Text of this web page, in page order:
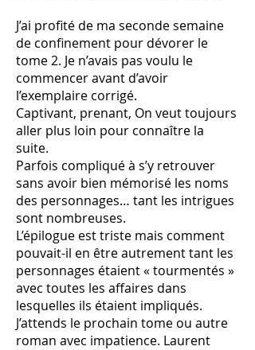
J’ai profité de ma seconde semaine
de confinement pour dévorer le
tome 2. Je n’avais pas voulu le
commencer avant d’avoir
l’exemplaire corrigé.
Captivant, prenant, On veut toujours
aller plus loin pour connaître la
suite.
Parfois compliqué à s’y retrouver
sans avoir bien mémorisé les noms
des personnages… tant les intrigues
sont nombreuses.
L’épilogue est triste mais comment
pouvait-il en être autrement tant les
personnages étaient « tourmentés »
avec toutes les affaires dans
lesquelles ils étaient impliqués.
J’attends le prochain tome ou autre
roman avec impatience. Laurent